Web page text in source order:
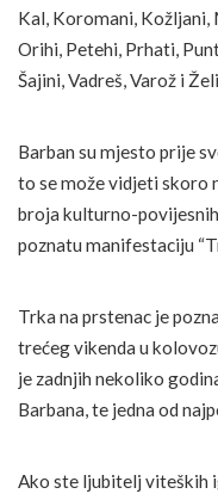
Kal, Koromani, Kožljani,
Orihi, Petehi, Prhati,
Šajini, Vadreš, Varož i
Barban su mjesto prije
to se može vidjeti skoro
broja kulturno-
poznatu manifestaciju
Trka na prstenac je
trećeg vikenda u
je zadnjih nekoliko
Barbana, te jedna od
Ako ste ljubitelj viteških